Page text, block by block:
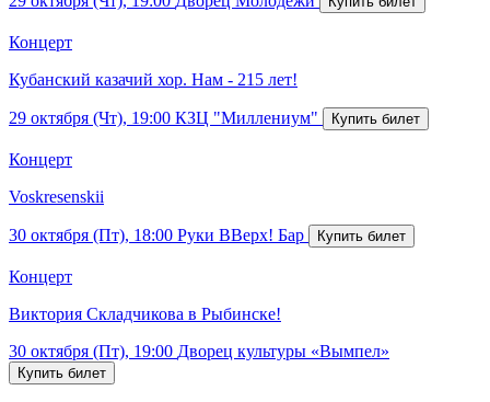
Концерт
Кубанский казачий хор. Нам - 215 лет!
29 октября (Чт), 19:00 КЗЦ "Миллениум"
Концерт
Voskresenskii
30 октября (Пт), 18:00 Руки ВВерх! Бар
Концерт
Виктория Складчикова в Рыбинске!
30 октября (Пт), 19:00 Дворец культуры «Вымпел»